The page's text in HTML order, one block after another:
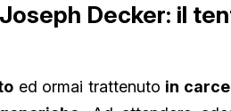
Decker: il
ed ormai trattenuto in